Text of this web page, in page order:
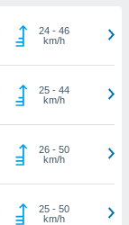
24- 46
km/h
25- 44
km/h
26- 50
km/h
25- 50
km/h